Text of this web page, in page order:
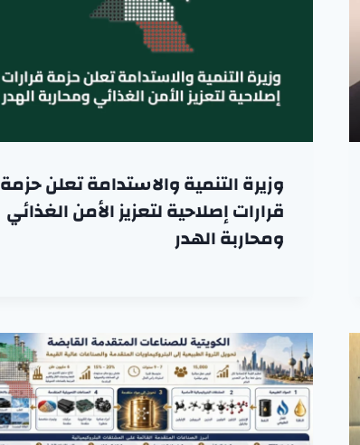
وزيرة التنمية والاستدامة تعلن حزمة
قرارات إصلاحية لتعزيز الأمن الغذائي
ومحاربة الهدر